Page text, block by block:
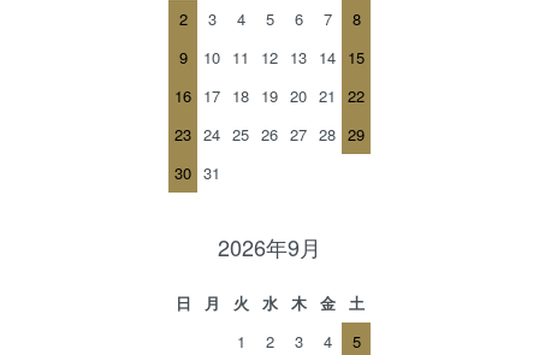
2
3 4 5 6 7
8
9
10 11 12 13 14 15
16 17 18 19 20 21
22
23 24 25 26 27 28 29
30 31
2026年9月
日 月 火 水 木 金
土
1
2 3 4
5